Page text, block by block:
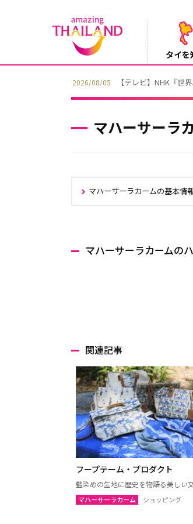
タイを
2026/08/05 【テレビ】NHK『世
マハーサーラ
マハーサーラカームの基本情
マハーサーラカームの
関連記事
フープテーム・プロダクト
藍染めの生地に歴史を物語る美しい
マハーサーラカーム ショッピング